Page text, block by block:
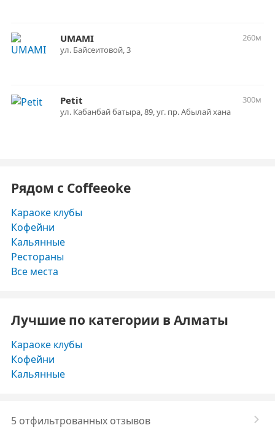
UMAMI
260м
ул. Байсеитовой, 3
Petit
300м
ул. Кабанбай батыра, 89, уг. пр. Абылай хана
Рядом с Coffeeoke
Караоке клубы
Кофейни
Кальянные
Рестораны
Все места
Лучшие по категории в Алматы
Караоке клубы
Кофейни
Кальянные
5 отфильтрованных отзывов